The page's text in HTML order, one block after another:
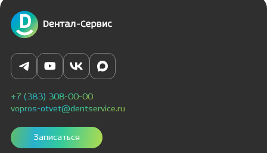
+7 (383) 308-00-00
vopros-otvet@dentservice.ru
Записаться